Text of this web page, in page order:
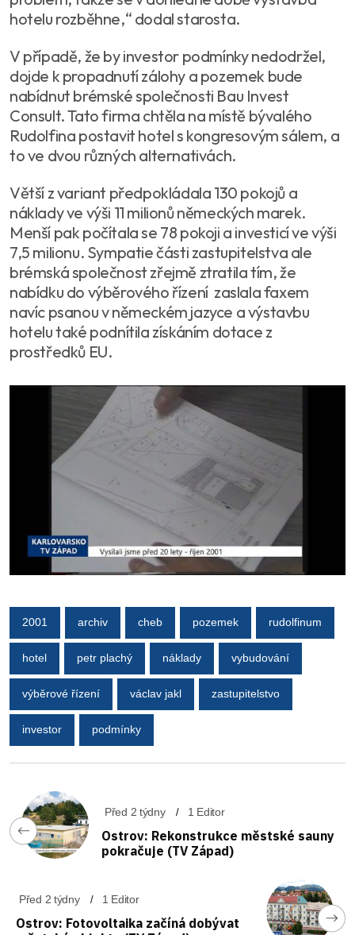
hotelu rozběhne,“ dodal starosta.
V případě, že by investor podmínky nedodržel,
dojde k propadnutí zálohy a pozemek bude
nabídnut brémské společnosti Bau Invest
Consult. Tato firma chtěla na místě bývalého
Rudolfina postavit hotel s kongresovým sálem, a
to ve dvou různých alternativách.
Větší z variant předpokládala 130 pokojů a
náklady ve výši 11 milionů německých marek.
Menší pak počítala se 78 pokoji a investicí ve výši
7,5 milionu. Sympatie části zastupitelstva ale
brémská společnost zřejmě ztratila tím, že
nabídku do výběrového řízení zaslala faxem
navíc psanou v německém jazyce a výstavbu
hotelu také podnítila získáním dotace z
prostředků EU.
2001 archiv cheb pozemek rudolfinum
hotel petr plachý náklady vybudování
výběrové řízení václav jakl zastupitelstvo
investor podmínky
Před 2 týdny 1 Editor
Ostrov: Rekonstrukce městské sauny
pokračuje (TV Západ)
Před 2 týdny 1 Editor
Ostrov: Fotovoltaika začíná dobývat